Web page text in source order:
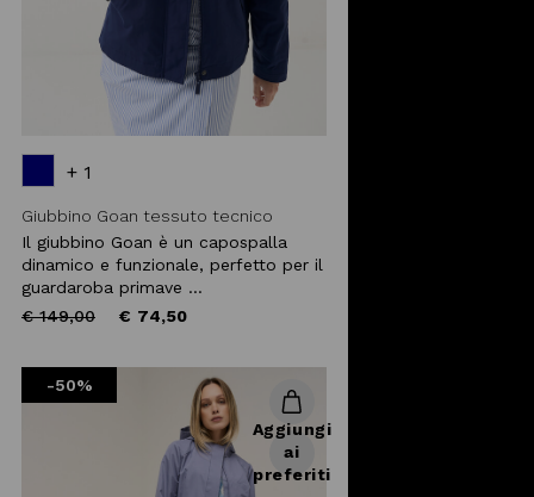
+ 1
Giubbino Goan tessuto tecnico
Il giubbino Goan è un capospalla
dinamico e funzionale, perfetto per il
guardaroba primave ...
Price
€ 149,00to € 74,50
-50%
Aggiungi
ai
preferiti